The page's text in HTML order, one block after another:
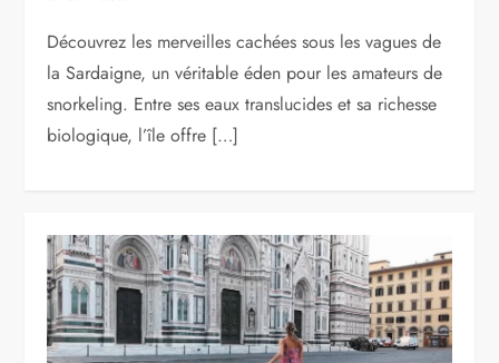
Découvrez les merveilles cachées sous les vagues de
la Sardaigne, un véritable éden pour les amateurs de
snorkeling. Entre ses eaux translucides et sa richesse
biologique, l’île offre […]